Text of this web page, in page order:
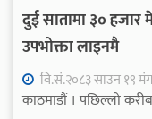
दुई सातामा ३० हजार
उपभोक्ता लाइनमै
वि.सं.२०८३ साउन १९
काठमाडौं । पछिल्लो